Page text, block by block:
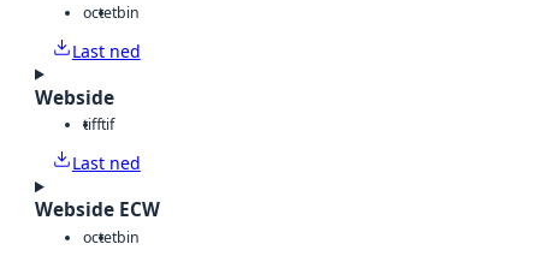
octetbin
Last ned
Webside
tifftif
Last ned
Webside ECW
octetbin